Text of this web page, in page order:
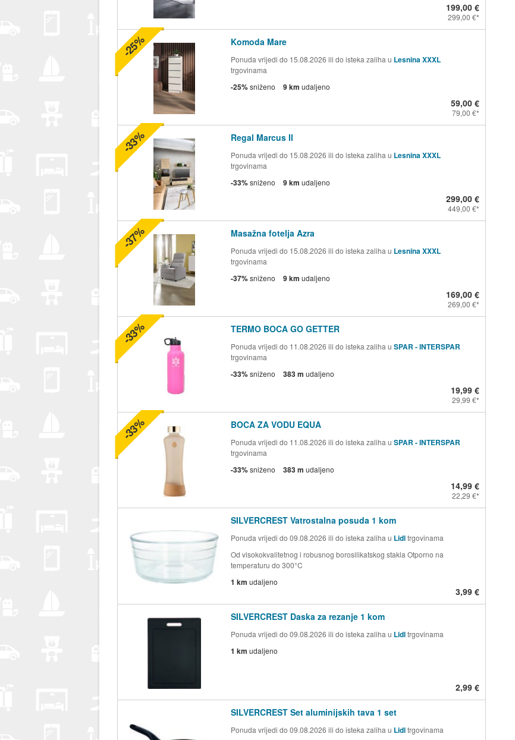
199,00 €
299,00 €
Komoda Mare
Ponuda vrijedi do 15.08.2026 ili do isteka zaliha u Lesnina XXXL
trgovinama
-25%sniženo 9 km udaljeno
59,00 €
79,00 €
-25%
Regal Marcus II
Ponuda vrijedi do 15.08.2026 ili do isteka zaliha u Lesnina XXXL
trgovinama
-33%sniženo 9 km udaljeno
299,00 €
449,00 €
-33%
Masažna fotelja Azra
Ponuda vrijedi do 15.08.2026 ili do isteka zaliha u Lesnina XXXL
trgovinama
-37%sniženo 9 km udaljeno
169,00 €
269,00 €
-37%
TERMO BOCA GO GETTER
Ponuda vrijedi do 11.08.2026 ili do isteka zaliha u SPAR - INTERSPAR
trgovinama
-33%sniženo 383 m udaljeno
19,99 €
29,99 €
-33%
BOCA ZA VODU EQUA
Ponuda vrijedi do 11.08.2026 ili do isteka zaliha u SPAR - INTERSPAR
trgovinama
-33%sniženo 383 m udaljeno
14,99 €
22,29 €
-33%
SILVERCREST Vatrostalna posuda 1 kom
Ponuda vrijedi do 09.08.2026 ili do isteka zaliha u Lidltrgovinama
Od visokokvalitetnog i robusnog borosilikatskog stakla Otporno na
temperaturu do 300°C
1 km udaljeno
3,99 €
SILVERCREST Daska za rezanje 1 kom
Ponuda vrijedi do 09.08.2026 ili do isteka zaliha u Lidltrgovinama
1 km udaljeno
2,99 €
SILVERCREST Set aluminijskih tava 1 set
Ponuda vrijedi do 09.08.2026 ili do isteka zaliha u Lidltrgovinama